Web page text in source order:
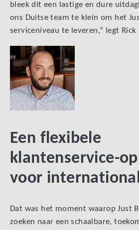
bleek dit een lastige en dure
ons Duitse team te klein om het
serviceniveau te leveren,” legt Rick
Een flexibele
klantenservice-
voor
Dat was het moment waarop Just
zoeken naar een schaalbare,